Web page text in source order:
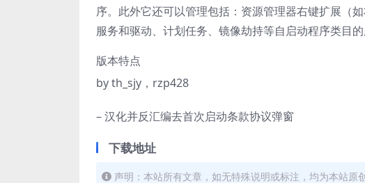
序。此外它还可以管理包括：资源管理器右键扩展（
服务和驱动、计划任务、镜像劫持等自启动程序类目
版本特点
by th_sjy，rzp428
– 汉化并反汇编去首次启动条款协议弹窗
下载地址
声明：本站所有文章，如无特殊说明或标注，均为本站